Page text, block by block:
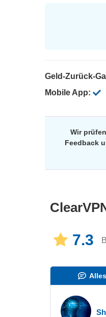
Geld-Zurück-
Mobile App:
Wir
Feedback
7.3
Alles